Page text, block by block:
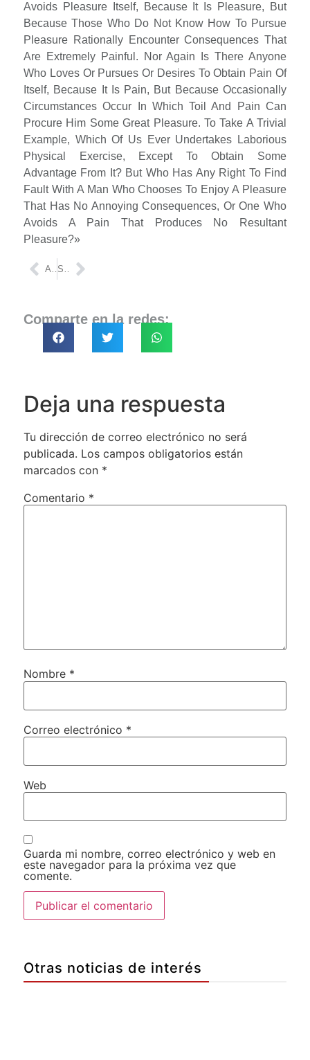
Avoids Pleasure Itself, Because It Is Pleasure, But
Because Those Who Do Not Know How To Pursue
Pleasure Rationally Encounter Consequences That
Are Extremely Painful. Nor Again Is There Anyone
Who Loves Or Pursues Or Desires To Obtain Pain Of
Itself, Because It Is Pain, But Because Occasionally
Circumstances Occur In Which Toil And Pain Can
Procure Him Some Great Pleasure. To Take A Trivial
Example, Which Of Us Ever Undertakes Laborious
Physical Exercise, Except To Obtain Some
Advantage From It? But Who Has Any Right To Find
Fault With A Man Who Chooses To Enjoy A Pleasure
That Has No Annoying Consequences, Or One Who
Avoids A Pain That Produces No Resultant
Pleasure?»
ANTERIOR
Comparte en la redes:
Deja una respuesta
Tu dirección de correo electrónico no será
publicada. Los campos obligatorios están
marcados con *
Comentario *
Nombre *
Correo electrónico *
Web
Guarda mi nombre, correo electrónico y web en
este navegador para la próxima vez que
comente.
Otras noticias de interés